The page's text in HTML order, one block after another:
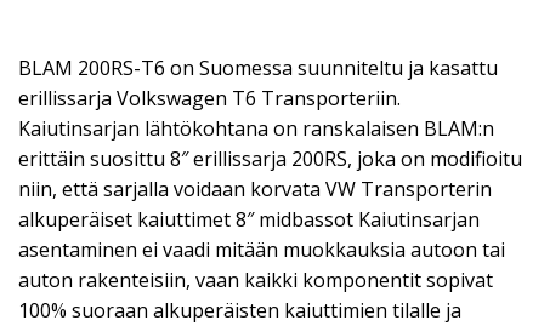
BLAM 200RS-T6 on Suomessa suunniteltu ja kasattu
erillissarja Volkswagen T6 Transporteriin.
Kaiutinsarjan lähtökohtana on ranskalaisen BLAM:n
erittäin suosittu 8″ erillissarja 200RS, joka on modifioitu
niin, että sarjalla voidaan korvata VW Transporterin
alkuperäiset kaiuttimet 8″ midbassot Kaiutinsarjan
asentaminen ei vaadi mitään muokkauksia autoon tai
auton rakenteisiin, vaan kaikki komponentit sopivat
100% suoraan alkuperäisten kaiuttimien tilalle ja